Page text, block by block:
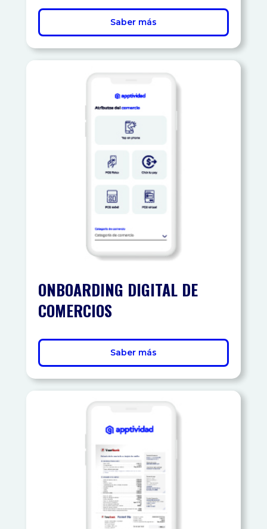
Saber más
ONBOARDING DIGITAL DE
COMERCIOS
Saber más